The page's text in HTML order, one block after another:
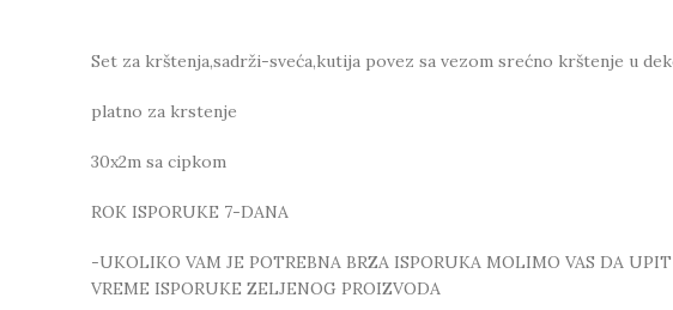
Set za krštenja,sadrži-sveća,kutija povez sa vezom srećno krštenje u
platno za krstenje
30x2m sa cipkom
ROK ISPORUKE 7-DANA
-UKOLIKO VAM JE POTREBNA BRZA ISPORUKA MOLIMO VAS DA
VREME ISPORUKE ZELJENOG PROIZVODA